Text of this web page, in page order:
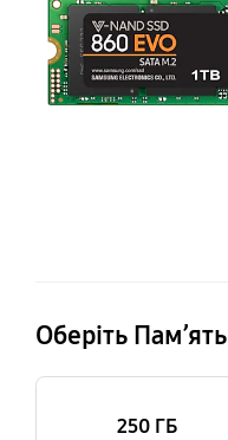
Оберіть Пам’ять
250 ГБ